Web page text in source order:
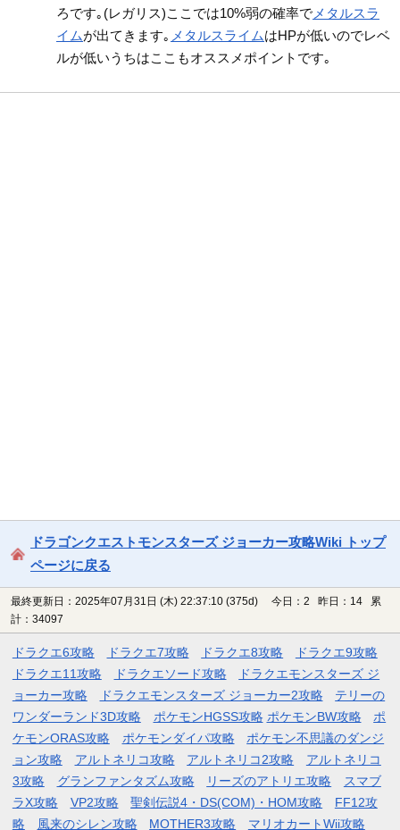
ろです｡(レガリス)ここでは10%弱の確率で メタルスラ
イムが出てきます｡ メタルスライムはHPが低いのでレベ
ルが低いうちはここもオススメポイントです｡
ドラゴンクエストモンスターズ ジョーカー攻略Wiki トップ
ページに戻る
最終更新日：2025年07月31日 (木) 22:37:10 (375d)
今日：2 昨日：14 累
計：34097
ドラクエ6攻略 ドラクエ7攻略 ドラクエ8攻略
ドラクエ9攻略
ドラクエ11攻略
ドラクエソード攻略
ドラクエモンスターズ ジ
ョーカー攻略
ドラクエモンスターズ ジョーカー2攻略
テリーの
ワンダーランド3D攻略
ポケモンHGSS攻略 ポケモンBW攻略
ポ
ケモンORAS攻略
ポケモンダイパ攻略
ポケモン不思議のダンジ
ョン攻略
アルトネリコ攻略 アルトネリコ2攻略
アルトネリコ
3攻略
グランファンタズム攻略 リーズのアトリエ攻略
スマブ
ラX攻略
VP2攻略 聖剣伝説4・DS(COM)・HOM攻略
FF12攻
略
風来のシレン攻略 MOTHER3攻略 マリオカートWii攻略